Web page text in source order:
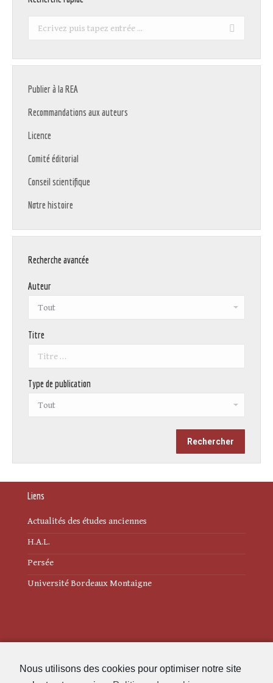
Nous utilisons des cookies pour optimiser notre site
Recherche
Publier à la REA
Recommandations aux auteurs
Licence
Comité éditorial
Conseil scientifique
Notre histoire
Recherche avancée
Auteur
Titre
Type de publication
Liens
Actualités des études anciennes
H.A.L.
Persée
Université Bordeaux Montaigne
Politique de cookies (UE)